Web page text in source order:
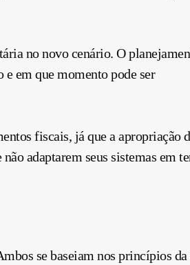
no novo cenário. O
em que momento pode ser
fiscais, já que a apropriação
adaptarem seus sistemas em
se baseiam nos princípios da